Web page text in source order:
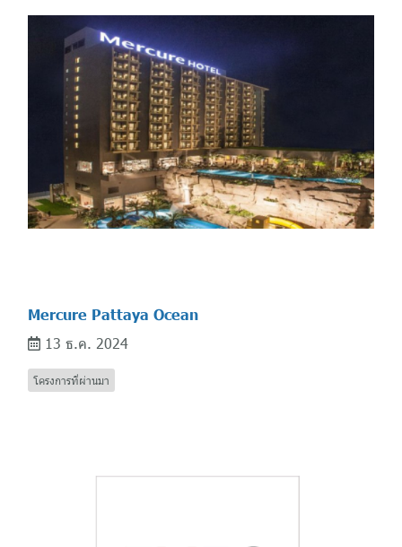
Mercure Pattaya Ocean
13 ธ.ค. 2024
โครงการที่ผ่านมา